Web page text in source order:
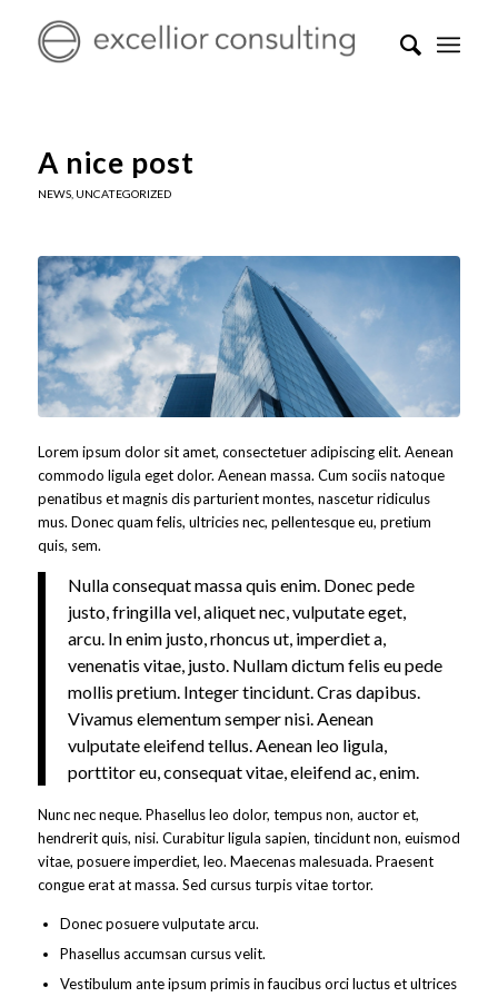
A nice post
NEWS, UNCATEGORIZED
Lorem ipsum dolor sit amet, consectetuer adipiscing elit. Aenean
commodo ligula eget dolor. Aenean massa. Cum sociis natoque
penatibus et magnis dis parturient montes, nascetur ridiculus
mus. Donec quam felis, ultricies nec, pellentesque eu, pretium
quis, sem.
Nulla consequat massa quis enim. Donec pede
justo, fringilla vel, aliquet nec, vulputate eget,
arcu. In enim justo, rhoncus ut, imperdiet a,
venenatis vitae, justo. Nullam dictum felis eu pede
mollis pretium. Integer tincidunt. Cras dapibus.
Vivamus elementum semper nisi. Aenean
vulputate eleifend tellus. Aenean leo ligula,
porttitor eu, consequat vitae, eleifend ac, enim.
Nunc nec neque. Phasellus leo dolor, tempus non, auctor et,
hendrerit quis, nisi. Curabitur ligula sapien, tincidunt non, euismod
vitae, posuere imperdiet, leo. Maecenas malesuada. Praesent
congue erat at massa. Sed cursus turpis vitae tortor.
Donec posuere vulputate arcu.
Phasellus accumsan cursus velit.
Vestibulum ante ipsum primis in faucibus orci luctus et ultrices